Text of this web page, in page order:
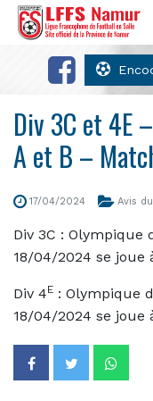
Div 3C et 4E
A et B –
17/04/2024 Avis
Div 3C : Olympique
18/04/2024 se joue
Div 4E : Olympique
18/04/2024 se joue